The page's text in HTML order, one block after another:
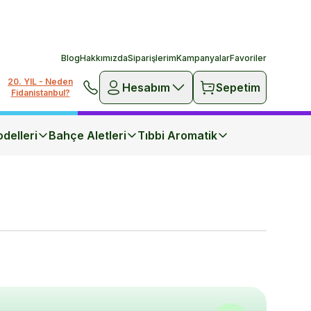
BlogHakkımızdaSiparişlerimKampanyalarFavoriler
20. YIL - Neden
Fidanistanbul?
Hesabım Sepetim
Bahçe Aletleri Tıbbi Aromatik